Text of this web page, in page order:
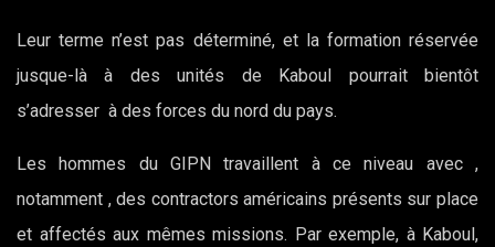
Leur terme n’est pas déterminé, et la formation réservée
jusque-là à des unités de Kaboul pourrait bientôt
s’adresser à des forces du nord du pays.
Les hommes du GIPN travaillent à ce niveau avec ,
notamment , des contractors américains présents sur place
et affectés aux mêmes missions. Par exemple, à Kaboul,